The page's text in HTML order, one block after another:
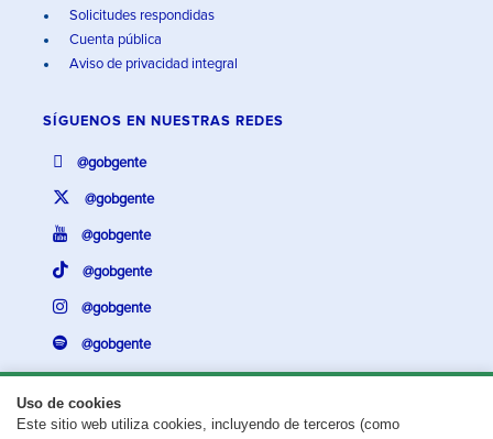
Uso de cookies
Este sitio web utiliza cookies, incluyendo de terceros (como
Solicitudes respondidas
Cuenta pública
Aviso de privacidad integral
SÍGUENOS EN NUESTRAS REDES
@gobgente
@gobgente
@gobgente
@gobgente
@gobgente
@gobgente
¿Existe algún problema con esta página?Repórtalo aquí.